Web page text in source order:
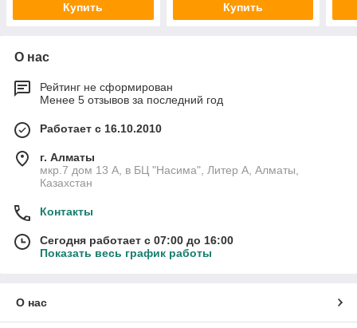
Купить Купить
О нас
Рейтинг не сформирован
Менее 5 отзывов за последний год
Работает с 16.10.2010
г. Алматы
мкр.7 дом 13 А, в БЦ "Насима", Литер А, Алматы,
Казахстан
Контакты
Сегодня работает с 07:00 до 16:00
Показать весь график работы
О нас